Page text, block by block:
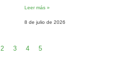
Leer más »
8 de julio de 2026
2 3 4 5